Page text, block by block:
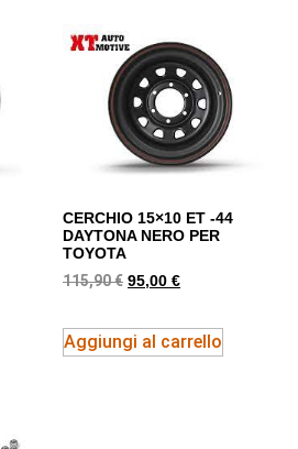
CERCHIO 15×10 ET -44
DAYTONA NERO PER
TOYOTA
115,90€ 95,00 €
Aggiungi al carrello